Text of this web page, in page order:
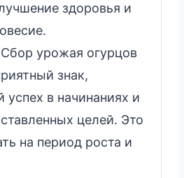
здоровья и
Сбор урожая огурцов
знак,
в начинаниях и
целей. Это
на период роста и